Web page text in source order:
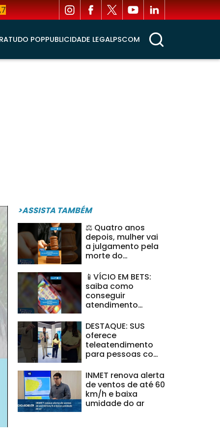
TUDO POPPUBLICIDADE LEGALPSCOM
>ASSISTA TAMBÉM
⚖️ Quatro anos
depois, mulher vai
a julgamento pela
morte do
#BalançoGeralAL
📱VÍCIO EM BETS:
saiba como
conseguir
atendimento
#BalançoGeralAL
DESTAQUE: SUS
oferece
teleatendimento
para pessoas com
online
#BalançoGeralAL
INMET renova alerta
de ventos de até 60
km/h e baixa
umidade do ar